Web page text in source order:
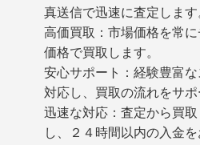
真送信で迅速に査定します
高価買取：市場価格を常
価格で買取します。
安心サポート：経験豊富
対応し、買取の流れをサポ
迅速な対応：査定から買
し、２４時間以内の入金